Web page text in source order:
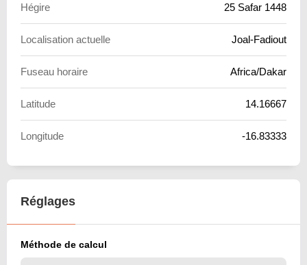
Hégire 25 Safar 1448
Localisation actuelle Joal-Fadiout
Fuseau horaire Africa/Dakar
Latitude 14.16667
Longitude -16.83333
Réglages
Méthode de calcul